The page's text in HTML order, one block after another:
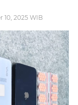
10, 2025 WIB